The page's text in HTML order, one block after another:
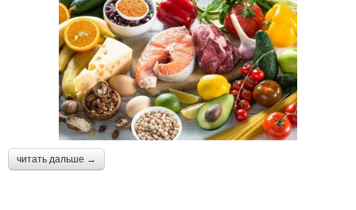
читать дальше →